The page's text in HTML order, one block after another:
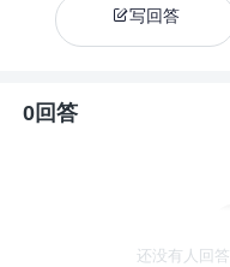
写回答
0回答
还没有人回